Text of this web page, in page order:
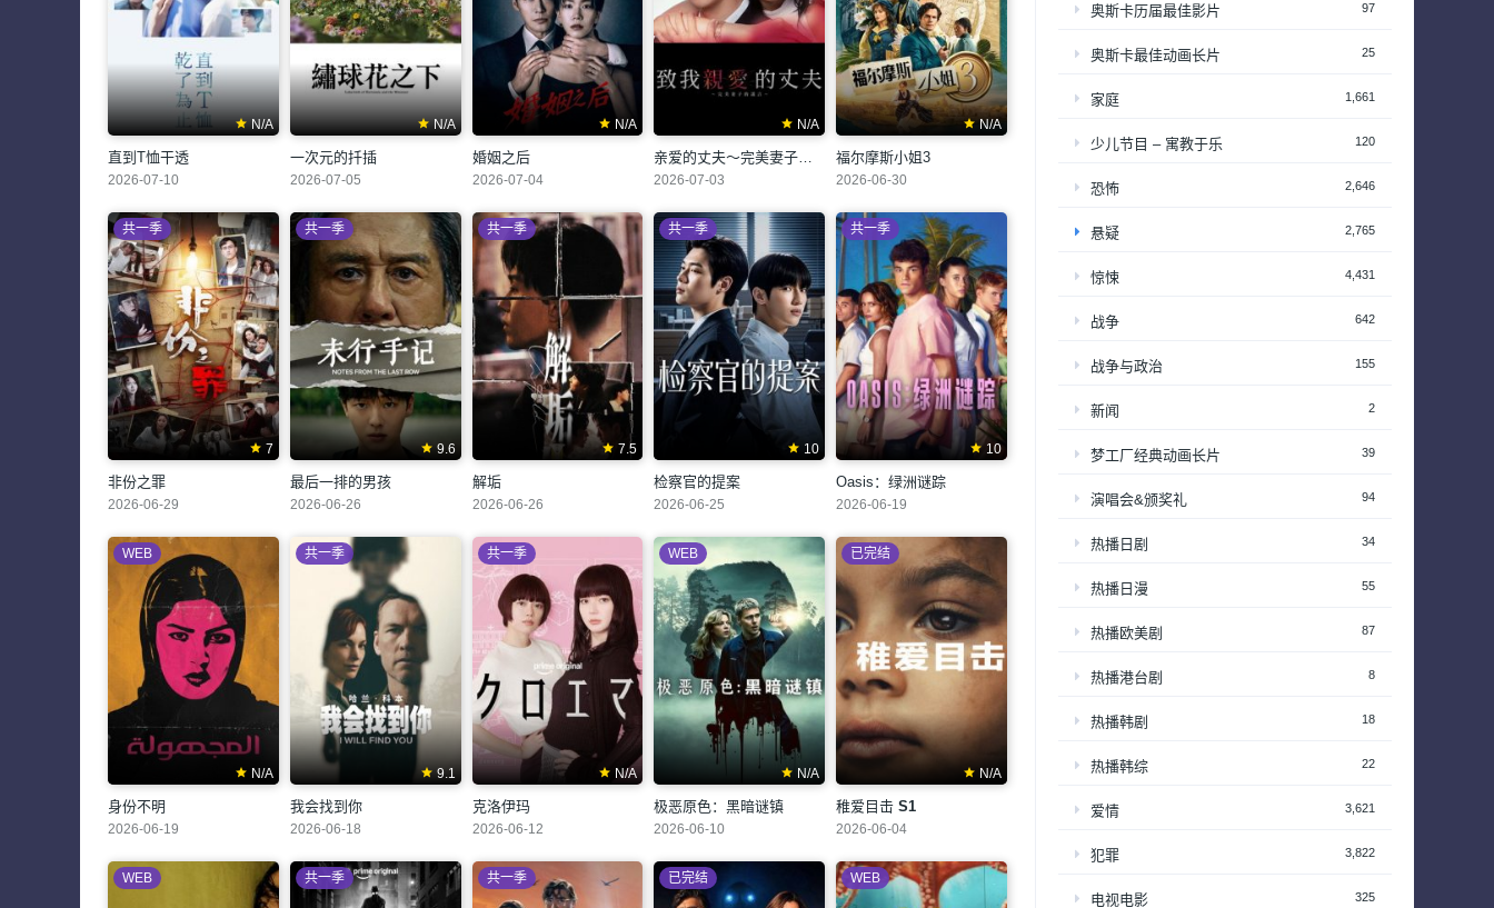
N/A
直到T恤干透
2026-07-10
N/A
一次元的扦插
2026-07-05
N/A
婚姻之后
2026-07-04
N/A
亲爱的丈夫～完美妻子的谎言～
2026-07-03
N/A
福尔摩斯小姐3
2026-06-30
7
共一季
非份之罪
2026-06-29
9.6
共一季
最后一排的男孩
2026-06-26
7.5
共一季
解垢
2026-06-26
10
共一季
检察官的提案
2026-06-25
10
共一季
Oasis：绿洲谜踪
2026-06-19
N/A
WEB
身份不明
2026-06-19
9.1
共一季
我会找到你
2026-06-18
N/A
共一季
克洛伊玛
2026-06-12
N/A
WEB
极恶原色：黑暗谜镇
2026-06-10
N/A
已完结
稚爱目击S1
2026-06-04
WEB 共一季 共一季 已完结 WEB
奥斯卡历届最佳影片 97
奥斯卡最佳动画长片 25
家庭 1,661
少儿节目 – 寓教于乐 120
恐怖 2,646
悬疑 2,765
惊悚 4,431
战争 642
战争与政治 155
新闻 2
梦工厂经典动画长片 39
演唱会&颁奖礼 94
热播日剧 34
热播日漫 55
热播欧美剧 87
热播港台剧 8
热播韩剧 18
热播韩综 22
爱情 3,621
犯罪 3,822
电视电影 325